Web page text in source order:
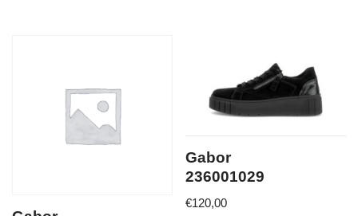
Gabor
236001029
€120,00